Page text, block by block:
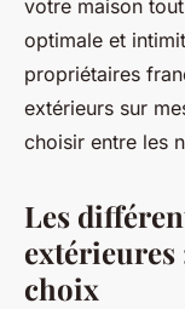
votre maison
optimale et
propriétaires
extérieurs sur
choisir entre les
Les
extérieures
choix